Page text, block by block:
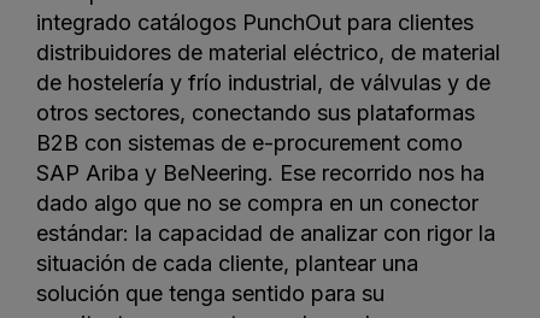
integrado catálogos PunchOut para clientes
distribuidores de material eléctrico, de material
de hostelería y frío industrial, de válvulas y de
otros sectores, conectando sus plataformas
B2B con sistemas de e-procurement como
SAP Ariba y BeNeering. Ese recorrido nos ha
dado algo que no se compra en un conector
estándar: la capacidad de analizar con rigor la
situación de cada cliente, plantear una
solución que tenga sentido para su